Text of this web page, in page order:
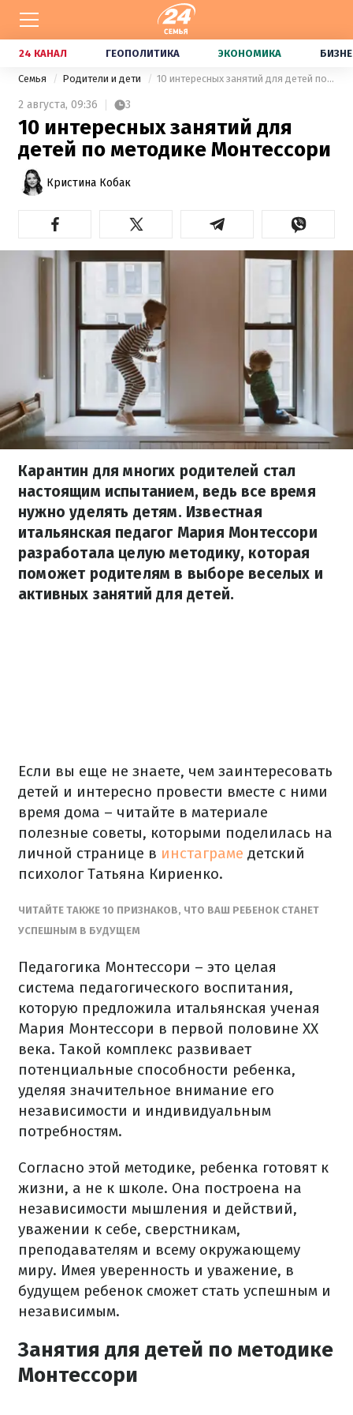
24 КАНАЛ ГЕОПОЛИТИКА ЭКОНОМИКА
Семья Родители и дети 10 интересных занятий для детей по методике Монтессори
2 августа, 09:36 3
10 интересных занятий для
детей по методике Монтессори
Кристина Кобак
Карантин для многих родителей стал
настоящим испытанием, ведь все время
нужно уделять детям. Известная
итальянская педагог Мария Монтессори
разработала целую методику, которая
поможет родителям в выборе веселых и
активных занятий для детей.
Если вы еще не знаете, чем заинтересовать
детей и интересно провести вместе с ними
время дома – читайте в материале
полезные советы, которыми поделилась на
личной странице в инстаграме детский
психолог Татьяна Кириенко.
ЧИТАЙТЕ ТАКЖЕ 10 ПРИЗНАКОВ, ЧТО ВАШ РЕБЕНОК СТАНЕТ
УСПЕШНЫМ В БУДУЩЕМ
Педагогика Монтессори – это целая
система педагогического воспитания,
которую предложила итальянская ученая
Мария Монтессори в первой половине XX
века. Такой комплекс развивает
потенциальные способности ребенка,
уделяя значительное внимание его
независимости и индивидуальным
потребностям.
Согласно этой методике, ребенка готовят к
жизни, а не к школе. Она построена на
независимости мышления и действий,
уважении к себе, сверстникам,
преподавателям и всему окружающему
миру. Имея уверенность и уважение, в
будущем ребенок сможет стать успешным и
независимым.
Занятия для детей по методике
Монтессори